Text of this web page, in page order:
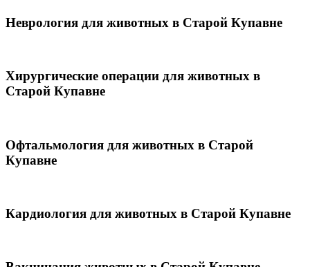
Неврология для животных в Старой Купавне
Хирургические операции для животных в
Старой Купавне
Офтальмология для животных в Старой
Купавне
Кардиология для животных в Старой Купавне